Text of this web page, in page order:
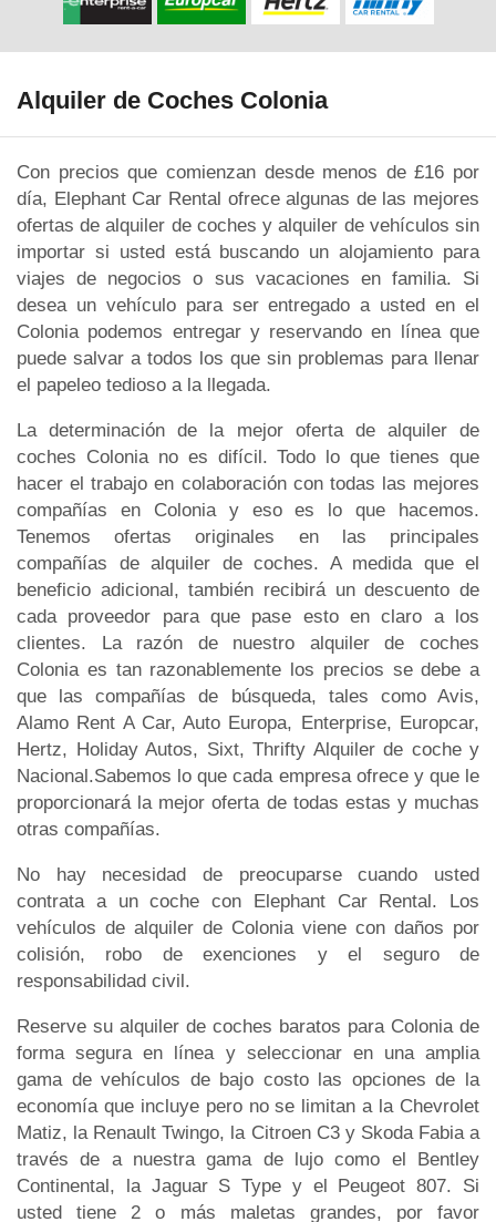
Alquiler de Coches Colonia
Con precios que comienzan desde menos de £16 por
día, Elephant Car Rental ofrece algunas de las mejores
ofertas de alquiler de coches y alquiler de vehículos sin
importar si usted está buscando un alojamiento para
viajes de negocios o sus vacaciones en familia. Si
desea un vehículo para ser entregado a usted en el
Colonia podemos entregar y reservando en línea que
puede salvar a todos los que sin problemas para llenar
el papeleo tedioso a la llegada.
La determinación de la mejor oferta de alquiler de
coches Colonia no es difícil. Todo lo que tienes que
hacer el trabajo en colaboración con todas las mejores
compañías en Colonia y eso es lo que hacemos.
Tenemos ofertas originales en las principales
compañías de alquiler de coches. A medida que el
beneficio adicional, también recibirá un descuento de
cada proveedor para que pase esto en claro a los
clientes. La razón de nuestro alquiler de coches
Colonia es tan razonablemente los precios se debe a
que las compañías de búsqueda, tales como Avis,
Alamo Rent A Car, Auto Europa, Enterprise, Europcar,
Hertz, Holiday Autos, Sixt, Thrifty Alquiler de coche y
Nacional.Sabemos lo que cada empresa ofrece y que le
proporcionará la mejor oferta de todas estas y muchas
otras compañías.
No hay necesidad de preocuparse cuando usted
contrata a un coche con Elephant Car Rental. Los
vehículos de alquiler de Colonia viene con daños por
colisión, robo de exenciones y el seguro de
responsabilidad civil.
Reserve su alquiler de coches baratos para Colonia de
forma segura en línea y seleccionar en una amplia
gama de vehículos de bajo costo las opciones de la
economía que incluye pero no se limitan a la Chevrolet
Matiz, la Renault Twingo, la Citroen C3 y Skoda Fabia a
través de a nuestra gama de lujo como el Bentley
Continental, la Jaguar S Type y el Peugeot 807. Si
usted tiene 2 o más maletas grandes, por favor